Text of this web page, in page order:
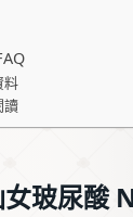
料
讀
女玻尿酸